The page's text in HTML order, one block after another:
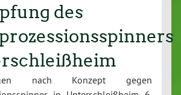
des
nach Konzept gegen